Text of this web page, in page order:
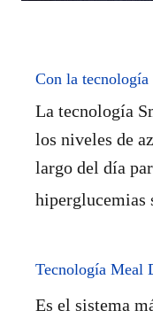
Con la tecnología
La tecnología
los niveles de
largo del día
hiperglucemias
Tecnología Meal
Es el sistema